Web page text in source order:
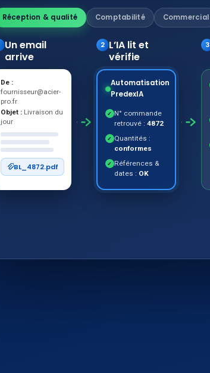
Réception & qualité Comptabilité Commercial
Un email
arrive
De :
fournisseur@acier-
pro.fr
Objet : Livraison du
jour
BL_4872.pdf
2 L’IA lit et
vérifie
Automatisation
PredexIA
✓ N° commande
retrouvé : 4872
✓ Quantités :
conformes
✓ Références &
dates : OK
3